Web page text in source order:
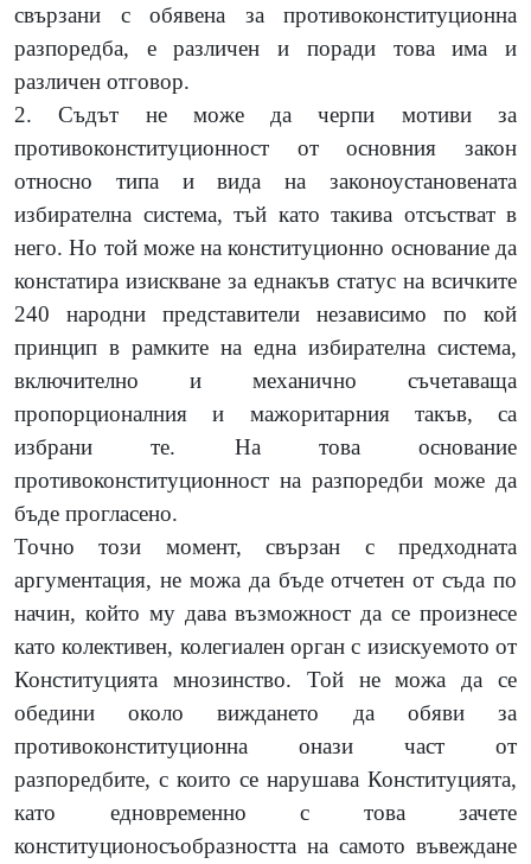
свързани с обявена за противоконституционна
разпоредба, е различен и поради това има и
различен отговор.
2. Съдът не може да черпи мотиви за
противоконституционност от основния закон
относно типа и вида на законоустановената
избирателна система, тъй като такива отсъстват в
него. Но той може на конституционно основание да
констатира изискване за еднакъв статус на всичките
240 народни представители независимо по кой
принцип в рамките на една избирателна система,
включително и механично съчетаваща
пропорционалния и мажоритарния такъв, са
избрани те. На това основание
противоконституционност на разпоредби може да
бъде прогласено.
Точно този момент, свързан с предходната
аргументация, не можа да бъде отчетен от съда по
начин, който му дава възможност да се произнесе
като колективен, колегиален орган с изискуемото от
Конституцията мнозинство. Той не можа да се
обедини около виждането да обяви за
противоконституционна онази част от
разпоредбите, с които се нарушава Конституцията,
като едновременно с това зачете
конституционосъобразността на самото въвеждане